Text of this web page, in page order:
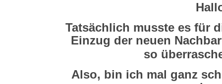
Tatsächlich musste es für
Einzug der neuen
so
Also, bin ich mal ganz